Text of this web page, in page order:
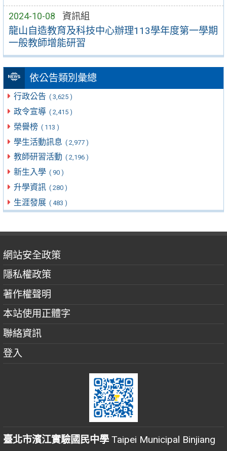
2024-10-08 資訊組
龍山自造教育及科技中心辦理113學年度第一學期
一般教師增能研習
依公告類別彙總
行政公告 ( 3,625 )
政令宣導 ( 2,415 )
榮譽榜 ( 113 )
學生活動訊息 ( 2,977 )
教師研習活動 ( 2,196 )
新生入學 ( 90 )
升學資訊 ( 280 )
生涯發展 ( 483 )
網站安全政策
隱私權政策
著作權聲明
本站使用正體字
聯絡資訊
登入
臺北市濱江實驗國民中學 Taipei Municipal Binjiang